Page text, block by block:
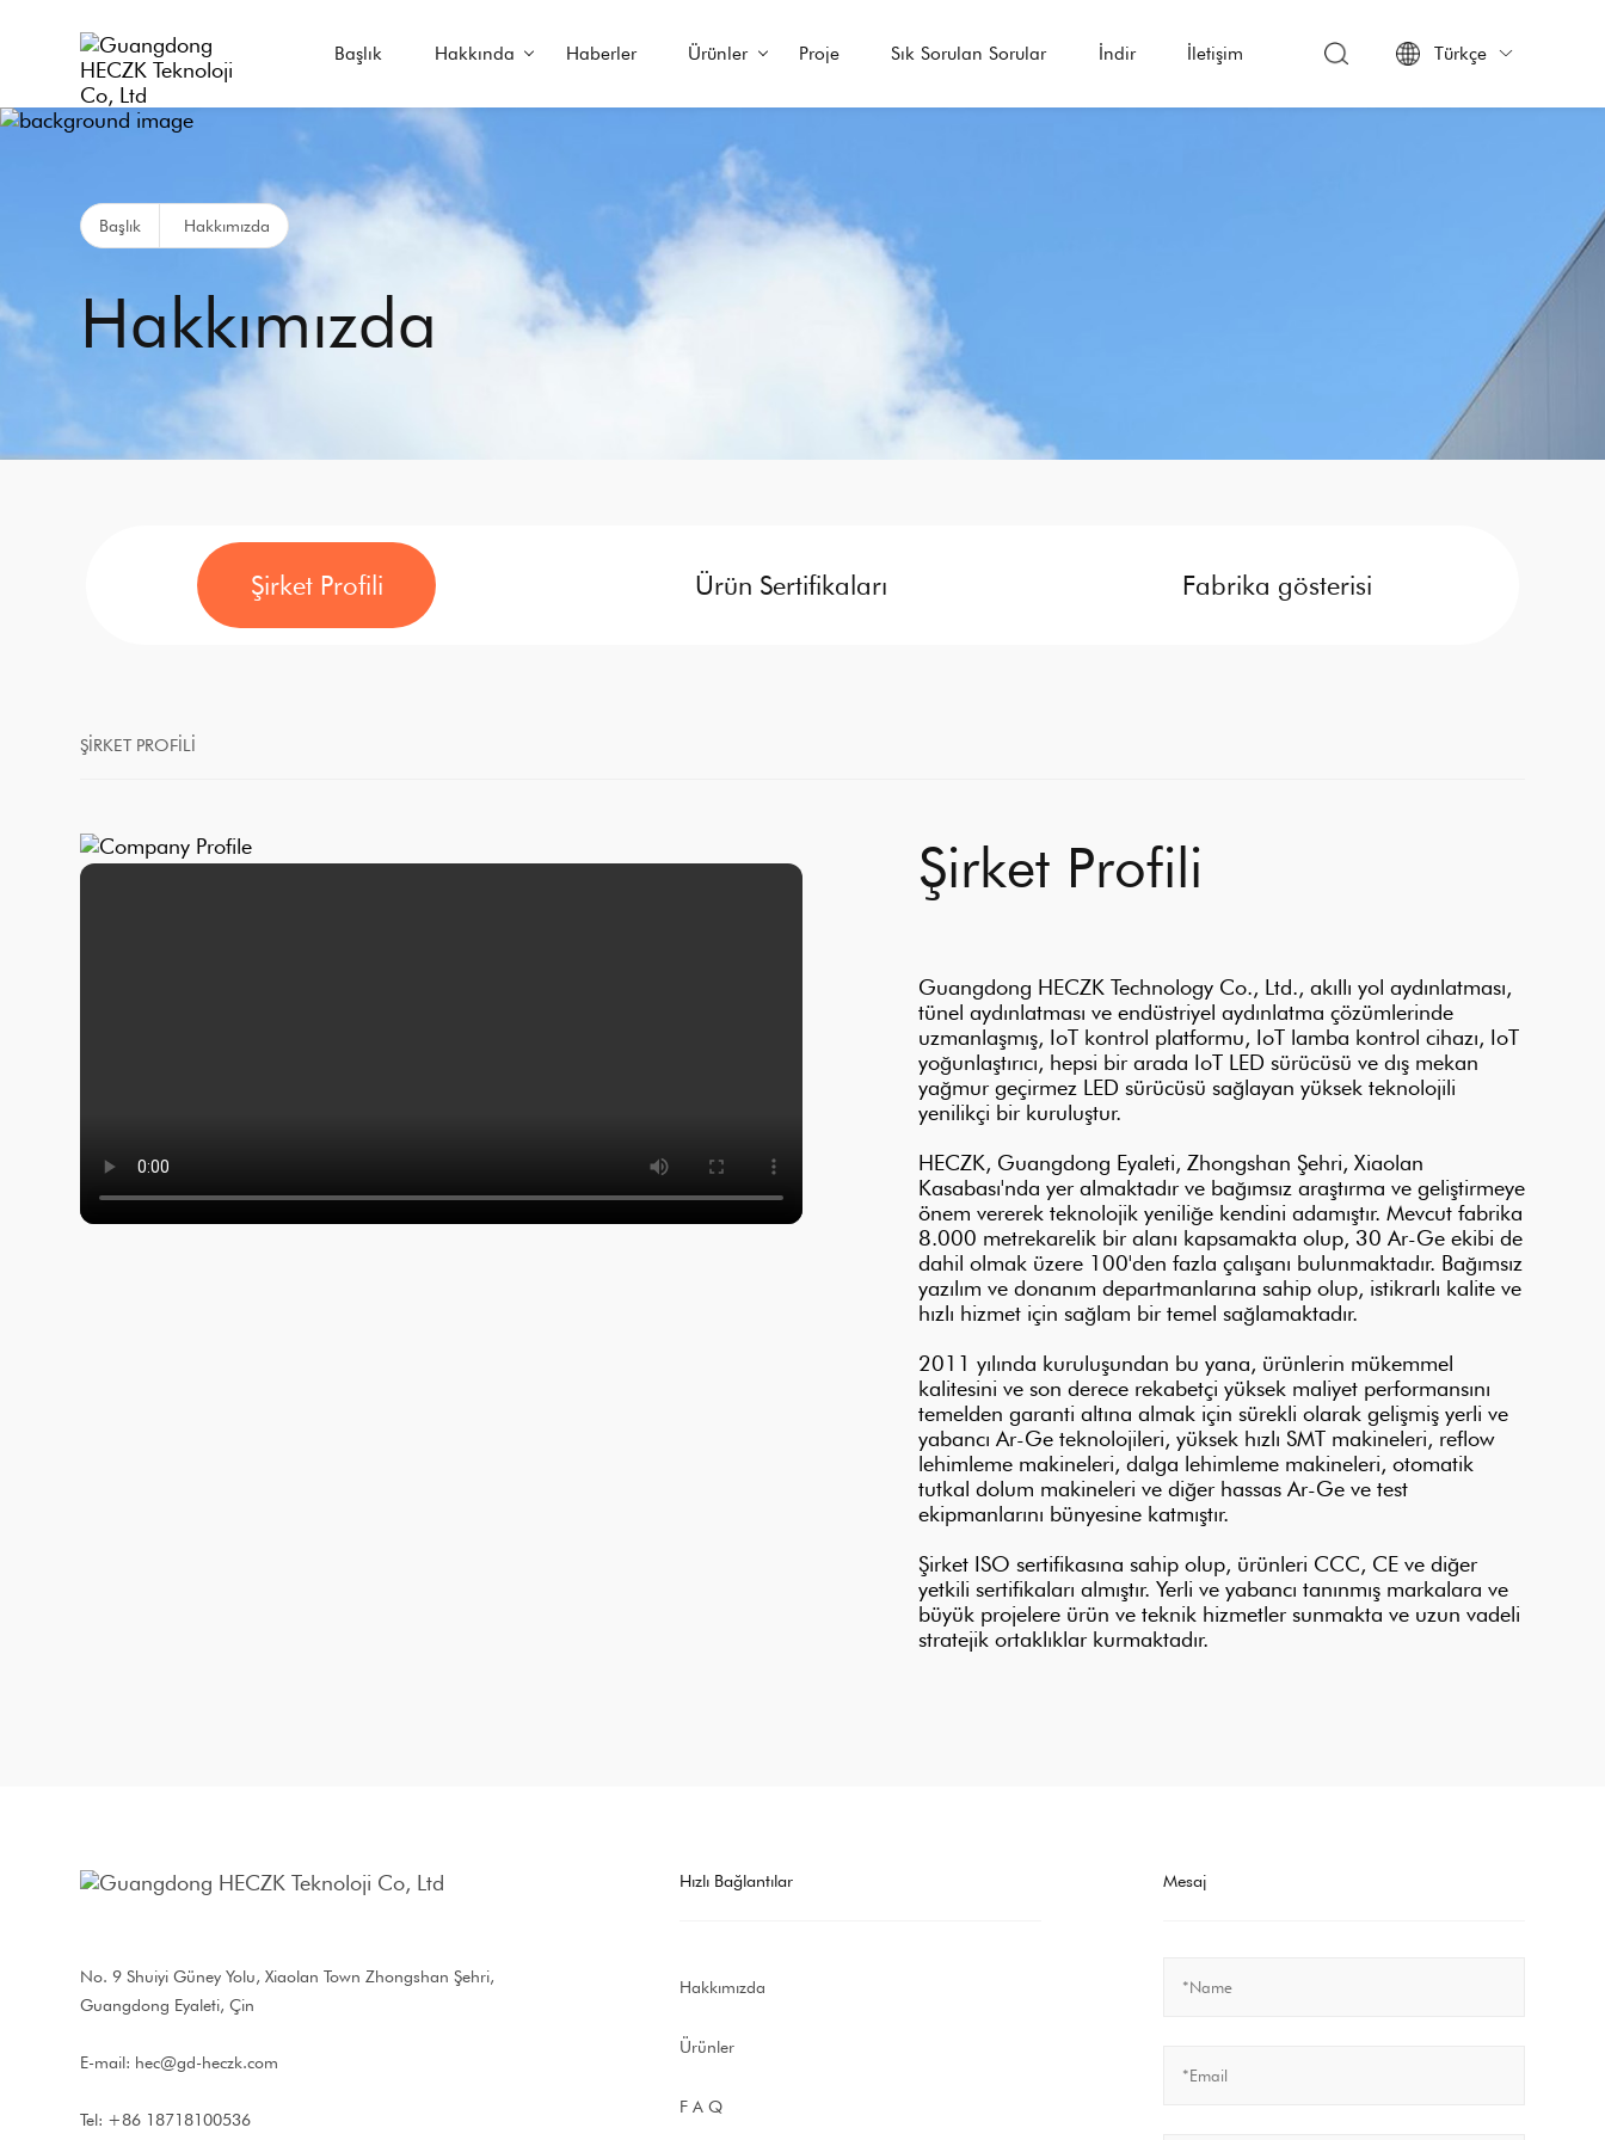
Başlık Hakkında Haberler Ürünler Proje Sık Sorulan Sorular İndir İletişim Türkçe 
Başlık Hakkımızda
Hakkımızda
Şirket Profili Ürün Sertifikaları Fabrika gösterisi
ŞIRKET PROFILI
Şirket Profili
Guangdong HECZK Technology Co., Ltd., akıllı yol aydınlatması,
tünel aydınlatması ve endüstriyel aydınlatma çözümlerinde
uzmanlaşmış, IoT kontrol platformu, IoT lamba kontrol cihazı, IoT
yoğunlaştırıcı, hepsi bir arada IoT LED sürücüsü ve dış mekan
yağmur geçirmez LED sürücüsü sağlayan yüksek teknolojili
yenilikçi bir kuruluştur.
HECZK, Guangdong Eyaleti, Zhongshan Şehri, Xiaolan
Kasabası'nda yer almaktadır ve bağımsız araştırma ve geliştirmeye
önem vererek teknolojik yeniliğe kendini adamıştır. Mevcut fabrika
8.000 metrekarelik bir alanı kapsamakta olup, 30 Ar-Ge ekibi de
dahil olmak üzere 100'den fazla çalışanı bulunmaktadır. Bağımsız
yazılım ve donanım departmanlarına sahip olup, istikrarlı kalite ve
hızlı hizmet için sağlam bir temel sağlamaktadır.
2011 yılında kuruluşundan bu yana, ürünlerin mükemmel
kalitesini ve son derece rekabetçi yüksek maliyet performansını
temelden garanti altına almak için sürekli olarak gelişmiş yerli ve
yabancı Ar-Ge teknolojileri, yüksek hızlı SMT makineleri, reflow
lehimleme makineleri, dalga lehimleme makineleri, otomatik
tutkal dolum makineleri ve diğer hassas Ar-Ge ve test
ekipmanlarını bünyesine katmıştır.
Şirket ISO sertifikasına sahip olup, ürünleri CCC, CE ve diğer
yetkili sertifikaları almıştır. Yerli ve yabancı tanınmış markalara ve
büyük projelere ürün ve teknik hizmetler sunmakta ve uzun vadeli
stratejik ortaklıklar kurmaktadır.
No. 9 Shuiyi Güney Yolu, Xiaolan Town Zhongshan Şehri,
Guangdong Eyaleti, Çin
E-mail: hec@gd-heczk.com
Tel: +86 18718100536
Hızlı Bağlantılar
Hakkımızda
Ürünler
F A Q
Mesaj